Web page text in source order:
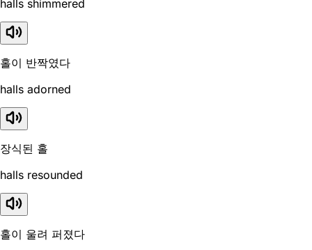
halls shimmered
홀이 반짝였다
halls adorned
장식된 홀
halls resounded
홀이 울려 퍼졌다